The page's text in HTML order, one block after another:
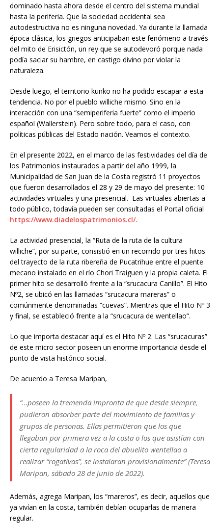
dominado hasta ahora desde el centro del sistema mundial
hasta la periferia. Que la sociedad occidental sea
autodestructiva no es ninguna novedad. Ya durante la llamada
época clásica, los griegos anticipaban este fenómeno a través
del mito de Erisictón, un rey que se autodevoró porque nada
podía saciar su hambre, en castigo divino por violar la
naturaleza.
Desde luego, el territorio kunko no ha podido escapar a esta
tendencia. No por el pueblo williche mismo. Sino en la
interacción con una “semiperiferia fuerte” como el imperio
español (Wallerstein). Pero sobre todo, para el caso, con
políticas públicas del Estado nación. Veamos el contexto.
En el presente 2022, en el marco de las festividades del día de
los Patrimonios instaurados a partir del año 1999, la
Municipalidad de San Juan de la Costa registró 11 proyectos
que fueron desarrollados el 28 y 29 de mayo del presente: 10
actividades virtuales y una presencial. Las virtuales abiertas a
todo público, todavía pueden ser consultadas el Portal oficial
https://www.diadelospatrimonios.cl/.
La actividad presencial, la “Ruta de la ruta de la cultura
williche”, por su parte, consistió en un recorrido por tres hitos
del trayecto de la ruta ribereña de Pucatrihue entre el puente
mecano instalado en el río Chori Traiguen y la propia caleta. El
primer hito se desarrolló frente a la “srucacura Canillo”. El Hito
Nº2, se ubicó en las llamadas “srucacura mareras” o
comúnmente denominadas “cuevas”. Mientras que el Hito Nº 3
y final, se estableció frente a la “srucacura de wentellao”.
Lo que importa destacar aquí es el Hito Nº 2. Las “srucacuras”
de este micro sector poseen un enorme importancia desde el
punto de vista histórico social.
De acuerdo a Teresa Maripan,
“…poseen la tremenda impronta de que desde siempre,
pudieron absorber parte del movimiento de familias y
grupos de personas. Ellas permitieron que los que
llegaban por primera vez a la costa o los que asistían con
cierta regularidad a la roca del abuelito wentellao a
realizar “rogativas”, se instalaran provisionalmente” (Teresa
Maripan, sábado 28 de junio de 2022).
Además, agrega Maripan, los “mareros”, es decir, aquellos que
ya vivían en la costa, también debían ocuparlas de manera
regular.